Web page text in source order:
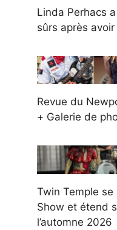
Linda Perhacs
sûrs après
Revue du
+ Galerie de
Twin Temple
Show et étend
l’automne 2026